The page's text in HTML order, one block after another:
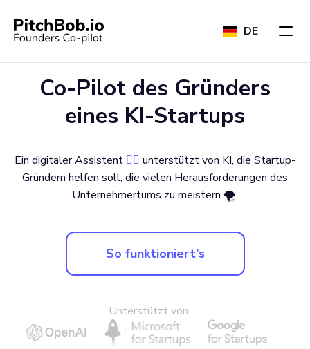
DE
Co-Pilot des Gründers
eines KI-Startups
Ein digitaler Assistent 🧞‍♂️ unterstützt von KI, die Startup-
Gründern helfen soll, die vielen Herausforderungen des
Unternehmertums zu meistern 🌪.
So funktioniert's
Unterstützt von